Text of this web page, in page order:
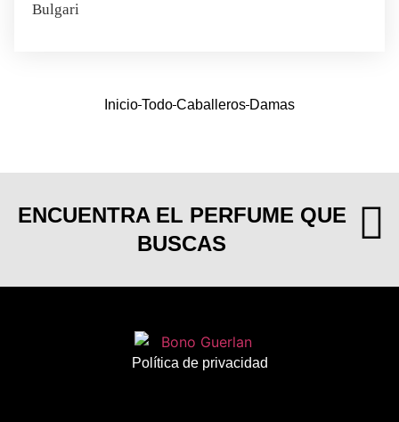
Bulgari
Inicio Todo Caballeros Damas
ENCUENTRA EL PERFUME QUE
BUSCAS
Política de privacidad